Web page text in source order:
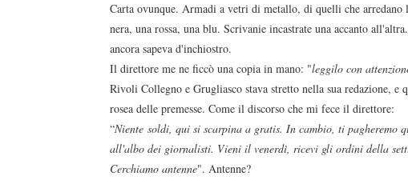
Carta ovunque. Armadi a vetri di metallo, di quelli che
nera, una rossa, una blu. Scrivanie incastrate una accanto
ancora sapeva d'inchiostro.
Il direttore me ne ficcò una copia in mano: "leggilo con
Rivoli Collegno e Grugliasco stava stretto nella sua redazione,
rosea delle premesse. Come il discorso che mi fece il direttore:
“Niente soldi, qui si scarpina a gratis. In cambio, ti pagheremo
all'albo dei giornalisti. Vieni il venerdì, ricevi gli ordini della
Cerchiamo antenne". Antenne?